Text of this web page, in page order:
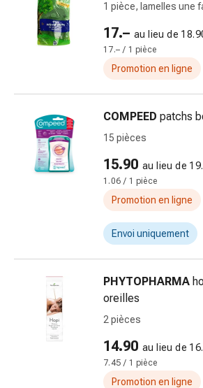
coups
soleil
pansements
adhésifs
Traitement
Sprays
plaies
Bandes
plaies
1 pièce, lamelles une
17.– au lieu de
17.– / 1 pièce
Promotion en ligne
COMPEED patchs
15 pièces
15.90 au lieu de
1.06 / 1 pièce
Promotion en ligne
Envoi uniquement
PHYTOPHARMA
oreilles
2 pièces
14.90 au lieu de
7.45 / 1 pièce
Promotion en ligne